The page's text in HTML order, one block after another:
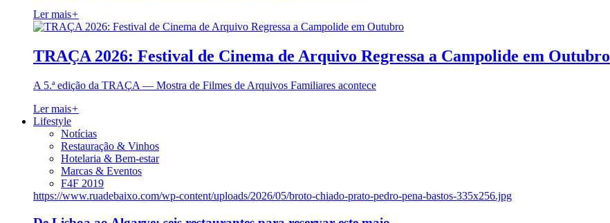
Ler mais+
TRAÇA 2026: Festival de Cinema de Arquivo Regressa a Campolide em Outubro
A 5.ª edição da TRAÇA — Mostra de Filmes de Arquivos Familiares acontece
Ler mais+
Lifestyle
Notícias
Restauração & Vinhos
Hotelaria & Bem-estar
Marcas & Eventos
F4F 2019
https://www.ruadebaixo.com/wp-content/uploads/2026/05/broto-chiado-prato-pedro-pena-bastos-335x256.jpg